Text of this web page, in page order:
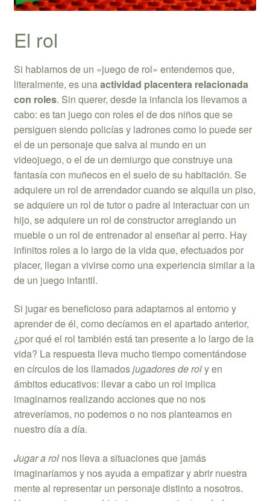
El rol
Si hablamos de un «juego de rol» entendemos que,
literalmente, es unaactividad placentera relacionada
con roles. Sin querer, desde la infancia los llevamos a
cabo: es tan juego con roles el de dos niños que se
persiguen siendo policías y ladrones como lo puede ser
el de un personaje que salva al mundo en un
videojuego, o el de un demiurgo que construye una
fantasía con muñecos en el suelo de su habitación. Se
adquiere un rol de arrendador cuando se alquila un piso,
se adquiere un rol de tutor o padre al interactuar con un
hijo, se adquiere un rol de constructor arreglando un
mueble o un rol de entrenador al enseñar al perro. Hay
infinitos roles a lo largo de la vida que, efectuados por
placer, llegan a vivirse como una experiencia similar a la
de un juego infantil.
Si jugar es beneficioso para adaptarnos al entorno y
aprender de él, como decíamos en el apartado anterior,
¿por qué el rol también está tan presente a lo largo de la
vida? La respuesta lleva mucho tiempo comentándose
en círculos de los llamadosjugadores de roly en
ámbitos educativos: llevar a cabo un rol implica
imaginarnos realizando acciones que no nos
atreveríamos, no podemos o no nos planteamos en
nuestro día a día.
Jugar a rolnos lleva a situaciones que jamás
imaginaríamos y nos ayuda a empatizar y abrir nuestra
mente al representar un personaje distinto a nosotros.